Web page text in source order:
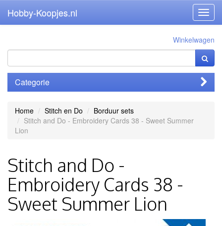
Hobby-Koopjes.nl
Winkelwagen
Categorie
Home Stitch en Do
Borduur sets
Stitch and Do - Embroidery Cards 38 - Sweet Summer
Lion
Stitch and Do -
Embroidery Cards 38 -
Sweet Summer Lion